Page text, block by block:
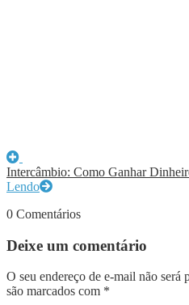
Intercâmbio: Como Ganhar
Lendo
0 Comentários
Deixe um comentário
O seu endereço de e-mail não será
são marcados com *